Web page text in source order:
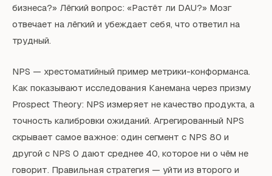
бизнеса?» Лёгкий вопрос: «Растёт ли DAU?» Мозг
отвечает на лёгкий и убеждает себя, что ответил на
трудный.
NPS — хрестоматийный пример метрики-конформанса.
Как показывают исследования Канемана через призму
Prospect Theory: NPS измеряет не качество продукта, а
точность калибровки ожиданий. Агрегированный NPS
скрывает самое важное: один сегмент с NPS 80 и
другой с NPS 0 дают среднее 40, которое ни о чём не
говорит. Правильная стратегия — уйти из второго и